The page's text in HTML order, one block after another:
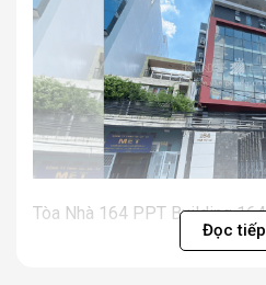
Tòa Nhà 164 PPT Building
Đọc tiếp